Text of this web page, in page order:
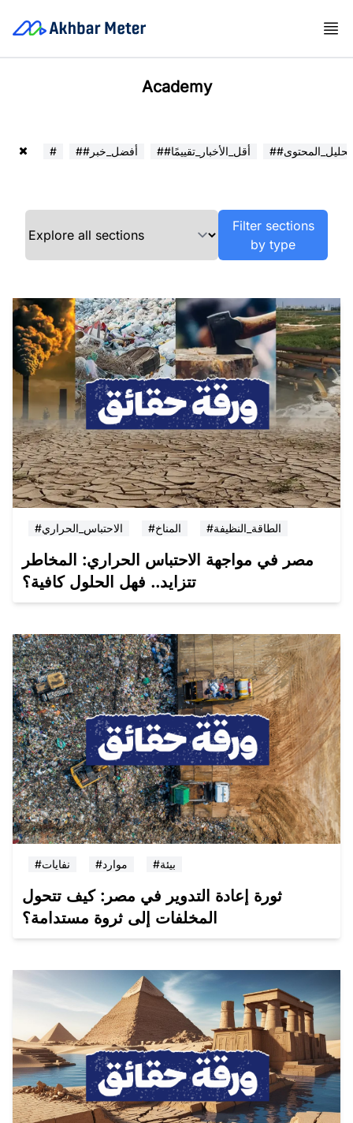
Academy
# ##أفضل_خبر ##أقل_الأخبار_تقييمًا ##تحليل_المحتوى
Filter sections
by type
#الاحتباس_الحراري #المناخ #الطاقة_النظيفة
مصر في مواجهة الاحتباس الحراري: المخاطر
تتزايد.. فهل الحلول كافية؟
#نفايات #موارد #بيئة
ثورة إعادة التدوير في مصر: كيف تتحول
المخلفات إلى ثروة مستدامة؟